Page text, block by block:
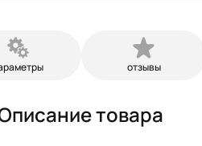
отзывы
товара